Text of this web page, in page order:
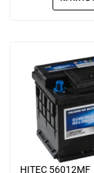
HITEC 56012MF